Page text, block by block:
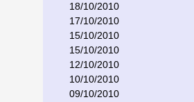
18/10/2010
17/10/2010
15/10/2010
15/10/2010
12/10/2010
10/10/2010
09/10/2010